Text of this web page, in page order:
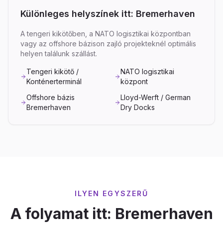
Különleges helyszínek itt: Bremerhaven
A tengeri kikötőben, a NATO logisztikai központban
vagy az offshore bázison zajló projekteknél optimális
helyen találunk szállást.
Tengeri kikötő /
Konténerterminál
NATO logisztikai
központ
Offshore bázis
Bremerhaven
Lloyd-Werft / German
Dry Docks
ILYEN EGYSZERŰ
A folyamat itt: Bremerhaven